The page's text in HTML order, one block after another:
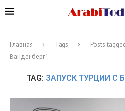
Главная Tags
Posts
Ванденберг"
TAG: ЗАПУСК ТУРЦИИ С